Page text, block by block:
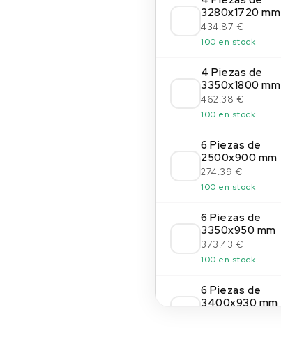
3280x1720 mm
434.87 €
100 en stock
4 Piezas de
3350x1800 mm
462.38 €
100 en stock
6 Piezas de
2500x900 mm
274.39 €
100 en stock
6 Piezas de
3350x950 mm
373.43 €
100 en stock
6 Piezas de
3400x930 mm